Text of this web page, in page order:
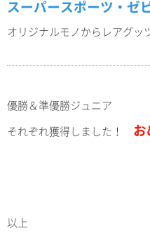
スーパースポーツ・ゼ
オリジナルモノからレアグ
優勝＆準優勝ジュニア
それぞれ獲得しました！ お
以上